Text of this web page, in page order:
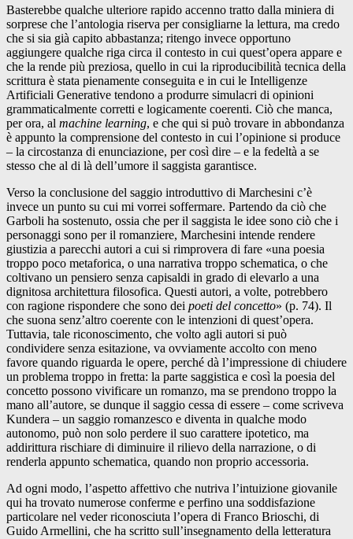
Basterebbe qualche ulteriore rapido accenno tratto dalla miniera di
sorprese che l’antologia riserva per consigliarne la lettura, ma credo
che si sia già capito abbastanza; ritengo invece opportuno
aggiungere qualche riga circa il contesto in cui quest’opera appare e
che la rende più preziosa, quello in cui la riproducibilità tecnica della
scrittura è stata pienamente conseguita e in cui le Intelligenze
Artificiali Generative tendono a produrre simulacri di opinioni
grammaticalmente corretti e logicamente coerenti. Ciò che manca,
per ora, al machine learning, e che qui si può trovare in abbondanza
è appunto la comprensione del contesto in cui l’opinione si produce
– la circostanza di enunciazione, per così dire – e la fedeltà a se
stesso che al di là dell’umore il saggista garantisce.
Verso la conclusione del saggio introduttivo di Marchesini c’è
invece un punto su cui mi vorrei soffermare. Partendo da ciò che
Garboli ha sostenuto, ossia che per il saggista le idee sono ciò che i
personaggi sono per il romanziere, Marchesini intende rendere
giustizia a parecchi autori a cui si rimprovera di fare «una poesia
troppo poco metaforica, o una narrativa troppo schematica, o che
coltivano un pensiero senza capisaldi in grado di elevarlo a una
dignitosa architettura filosofica. Questi autori, a volte, potrebbero
con ragione rispondere che sono dei poeti del concetto» (p. 74). Il
che suona senz’altro coerente con le intenzioni di quest’opera.
Tuttavia, tale riconoscimento, che volto agli autori si può
condividere senza esitazione, va ovviamente accolto con meno
favore quando riguarda le opere, perché dà l’impressione di chiudere
un problema troppo in fretta: la parte saggistica e così la poesia del
concetto possono vivificare un romanzo, ma se prendono troppo la
mano all’autore, se dunque il saggio cessa di essere – come scriveva
Kundera – un saggio romanzesco e diventa in qualche modo
autonomo, può non solo perdere il suo carattere ipotetico, ma
addirittura rischiare di diminuire il rilievo della narrazione, o di
renderla appunto schematica, quando non proprio accessoria.
Ad ogni modo, l’aspetto affettivo che nutriva l’intuizione giovanile
qui ha trovato numerose conferme e perfino una soddisfazione
particolare nel veder riconosciuta l’opera di Franco Brioschi, di
Guido Armellini, che ha scritto sull’insegnamento della letteratura